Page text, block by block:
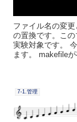
ファイル名の変
の置換です。こ
実験対象です。
ます。 makefile
7-1.管理